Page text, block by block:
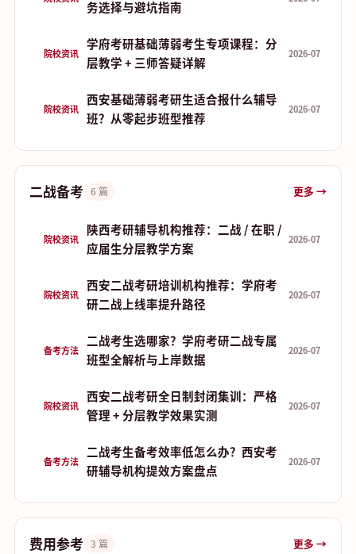
务选择与避坑指南
院校资讯
学府考研基础薄弱考生专项课程：分
层教学 + 三师答疑详解
2026-07
院校资讯
西安基础薄弱考研生适合报什么辅导
班？从零起步班型推荐
2026-07
二战备考 6 篇 更多 →
院校资讯
陕西考研辅导机构推荐：二战 / 在职 /
应届生分层教学方案
2026-07
院校资讯
西安二战考研培训机构推荐：学府考
研二战上线率提升路径
2026-07
备考方法
二战考生选哪家？学府考研二战专属
班型全解析与上岸数据
2026-07
院校资讯
西安二战考研全日制封闭集训：严格
管理 + 分层教学效果实测
2026-07
备考方法
二战考生备考效率低怎么办？西安考
研辅导机构提效方案盘点
2026-07
费用参考 3 篇 更多 →